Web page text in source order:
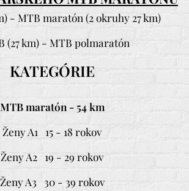
- MTB maratón (2 okruhy 27 km)
(27 km) - MTB polmaratón
KATEGÓRIE
MTB maratón - 54 km
Ženy A1 15 - 18 rokov
Ženy A2 19 - 29 rokov
Ženy A3 30 - 39 rokov